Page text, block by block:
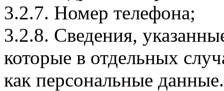
3.2.7. Номер телефона;
3.2.8. Сведения,
которые в отдельных
как персональные данные.